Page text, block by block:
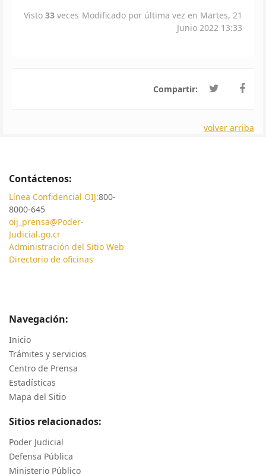
Visto 33 veces Modificado por última vez en Martes, 21
Junio 2022 13:33
Compartir:
volver arriba
Contáctenos:
Línea Confidencial OIJ:800-
8000-645
oij_prensa@Poder-
Judicial.go.cr
Administración del Sitio Web
Directorio de oficinas
Navegación:
Inicio
Trámites y servicios
Centro de Prensa
Estadísticas
Mapa del Sitio
Sitios relacionados:
Poder Judicial
Defensa Pública
Ministerio Público